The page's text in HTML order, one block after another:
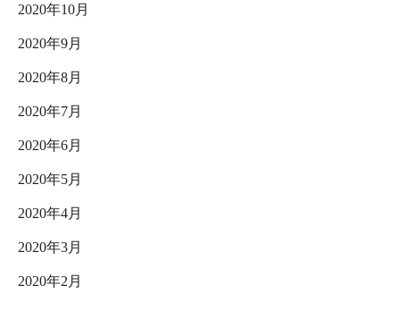
2020年10月
2020年9月
2020年8月
2020年7月
2020年6月
2020年5月
2020年4月
2020年3月
2020年2月